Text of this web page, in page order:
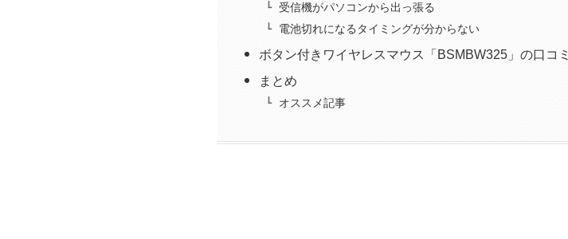
受信機がパソコンから出っ張る
電池切れになるタイミングが分からない
ボタン付きワイヤレスマウス「BSMBW325」の口コミ
まとめ
オススメ記事